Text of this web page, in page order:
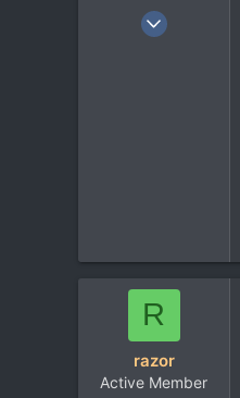
14 Янв 2023
R
razor
Active Member